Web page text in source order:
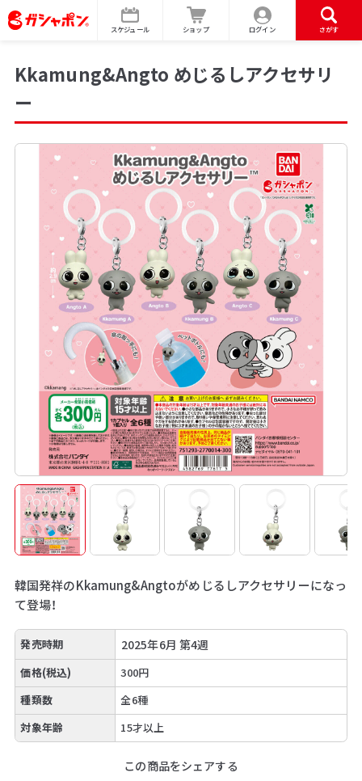
スケジュール ショップ ログイン さがす
Kkamung&Angto めじるしアクセサリ
ー
韓国発祥のKkamung&Angtoがめじるしアクセサリーになっ
て登場！
発売時期 2025年6月 第4週
価格(税込)
300円
種類数
全6種
対象年齢
15才以上
この商品をシェアする